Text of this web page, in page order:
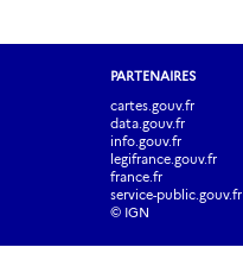
PARTENAIRES
cartes.gouv.fr
data.gouv.fr
info.gouv.fr
legifrance.gouv.fr
france.fr
service-public.gouv.fr
© IGN